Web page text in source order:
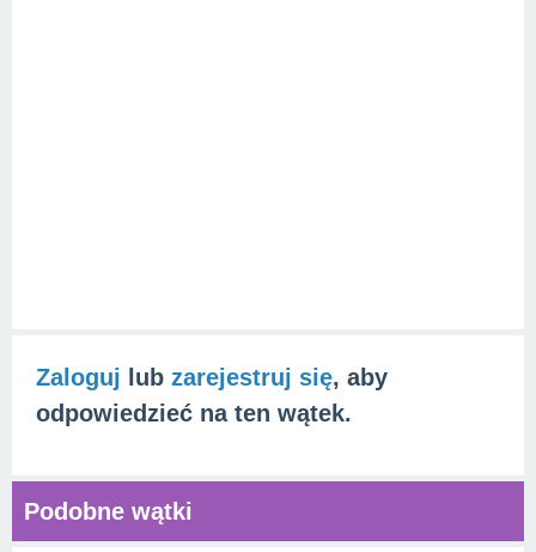
Zaloguj lub zarejestruj się, aby
odpowiedzieć na ten wątek.
Podobne wątki